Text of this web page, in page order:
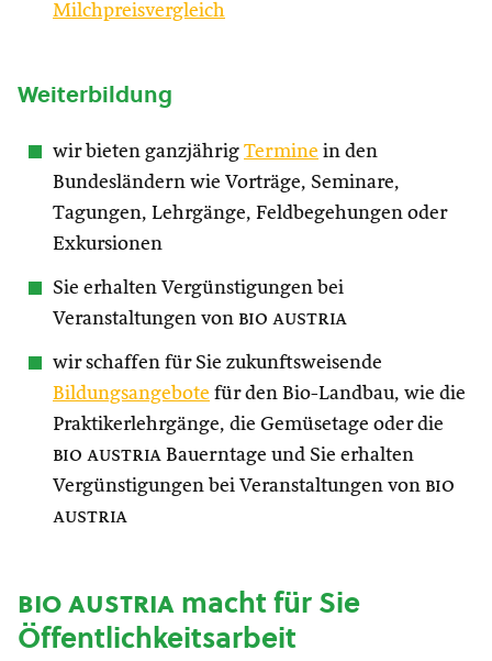
Milchpreisvergleich
Weiterbildung
wir bieten ganzjährig Termine in den
Bundesländern wie Vorträge, Seminare,
Tagungen, Lehrgänge, Feldbegehungen oder
Exkursionen
Sie erhalten Vergünstigungen bei
Veranstaltungen von bio austria
wir schaffen für Sie zukunftsweisende
Bildungsangebote für den Bio-Landbau, wie die
Praktikerlehrgänge, die Gemüsetage oder die
bio austria Bauerntage und Sie erhalten
Vergünstigungen bei Veranstaltungen von bio
austria
bio austriamacht für Sie
Öffentlichkeitsarbeit